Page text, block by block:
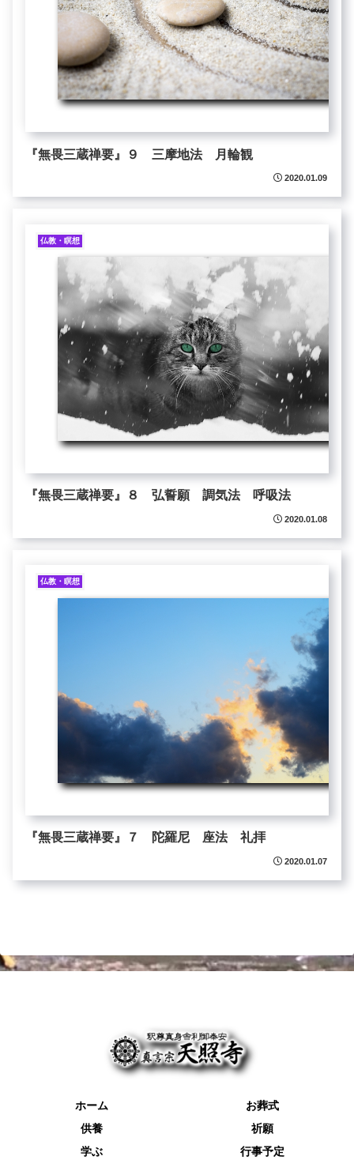
『無畏三蔵禅要』９ 三摩地法 月輪観
2020.01.09
仏教・瞑想
『無畏三蔵禅要』８ 弘誓願 調気法 呼吸法
2020.01.08
仏教・瞑想
『無畏三蔵禅要』７ 陀羅尼 座法 礼拝
2020.01.07
ホーム
お葬式
供養
祈願
学ぶ
行事予定